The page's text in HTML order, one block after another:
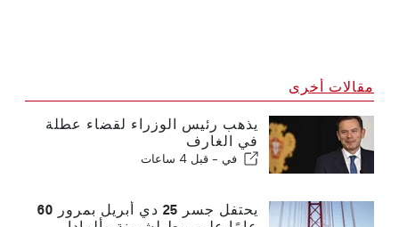
مقالات أخرى
يذهب رئيس الوزراء لقضاء عطلة
في الغارف
في - قبل 4 ساعات
يحتفل جسر 25 دي أبريل بمرور 60